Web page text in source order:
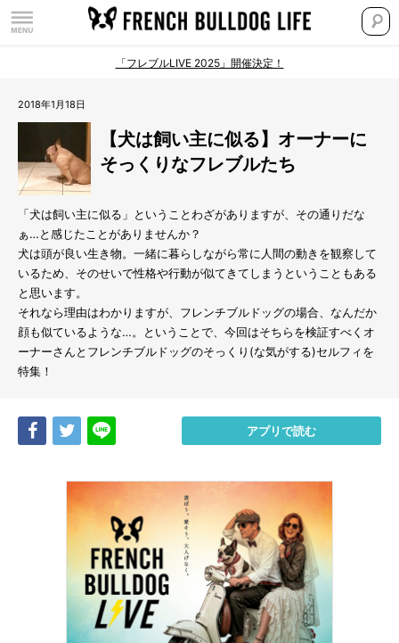
「フレブルLIVE 2025」開催決定！
2018年1月18日
【犬は飼い主に似る】オーナーに
そっくりなフレブルたち
「犬は飼い主に似る」ということわざがありますが、その通りだな
ぁ…と感じたことがありませんか？
犬は頭が良い生き物。一緒に暮らしながら常に人間の動きを観察して
いるため、そのせいで性格や行動が似てきてしまうということもある
と思います。
それなら理由はわかりますが、フレンチブルドッグの場合、なんだか
顔も似ているような…。ということで、今回はそちらを検証すべくオ
ーナーさんとフレンチブルドッグのそっくり(な気がする)セルフィを
特集！
Share Tweet アプリで読む